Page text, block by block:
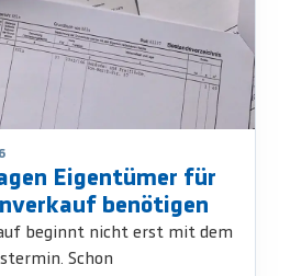
Eigentümer für
benötigen
beginnt nicht erst mit dem
Schon